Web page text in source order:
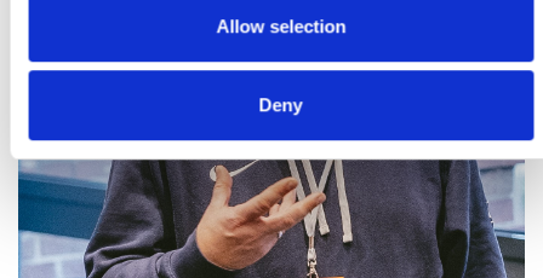
Allow selection
Deny